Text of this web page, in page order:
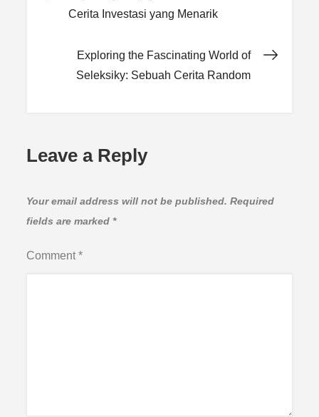
Cerita Investasi yang Menarik
Exploring the Fascinating World of
Seleksiky: Sebuah Cerita Random
Leave a Reply
Your email address will not be published. Required
fields are marked *
Comment*